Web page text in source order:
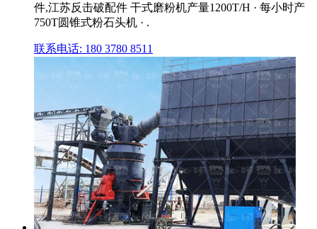
件,江苏反击破配件 干式磨粉机产量1200T/H · 每小时产
750T圆锥式粉石头机 · .
联系电话: 180 3780 8511